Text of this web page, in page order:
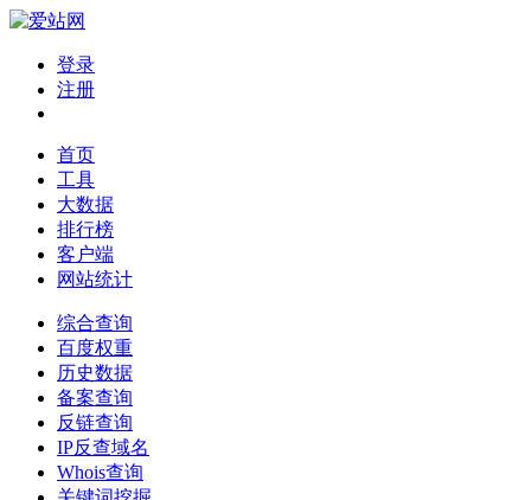
登录
注册
首页
工具
大数据
排行榜
客户端
网站统计
综合查询
百度权重
历史数据
备案查询
反链查询
IP反查域名
Whois查询